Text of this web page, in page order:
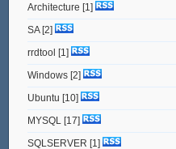
Architecture [1]
SA[2]
rrdtool [1]
Windows[2]
Ubuntu [10]
MYSQL [17]
SQLSERVER [1]